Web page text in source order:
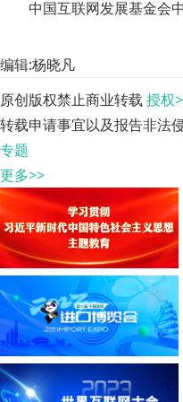
中国互联网发展基金会
编辑:杨晓凡
原创版权禁止商业转载 授权
转载申请事宜以及报告非法
专题
更多>>